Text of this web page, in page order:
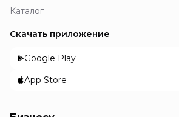
Каталог
Скачать приложение
Google Play
App Store